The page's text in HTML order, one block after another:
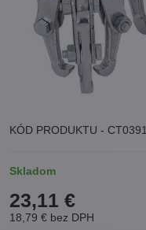
KÓD PRODUKTU - CT0391
Skladom
23,11 €
18,79 € bez DPH